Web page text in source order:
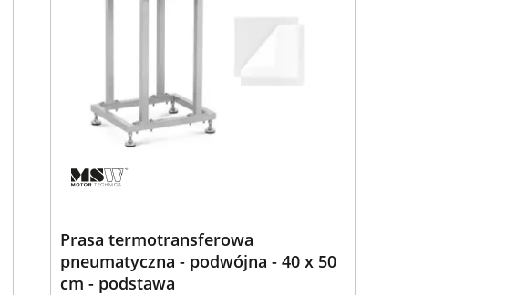
Prasa termotransferowa
pneumatyczna - podwójna - 40 x 50
cm - podstawa